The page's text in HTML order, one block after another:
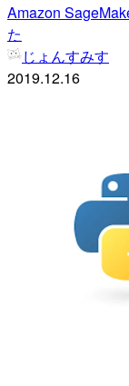
Amazon
た
じょんすみす
2019.12.16